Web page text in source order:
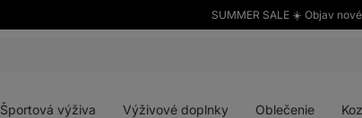
SUMMER SALE ☀️ Objav
Športová výživa Výživové doplnky Oblečenie